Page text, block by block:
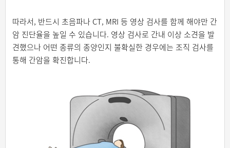
따라서, 반드시 초음파나 CT, MRI 등 영상 검사를 함께 해야만 간
암 진단율을 높일 수 있습니다. 영상 검사로 간내 이상 소견을 발
견했으나 어떤 종류의 종양인지 불확실한 경우에는 조직 검사를
통해 간암을 확진합니다.